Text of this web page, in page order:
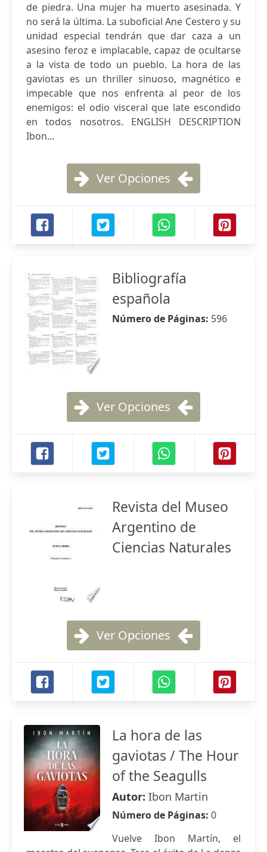
de piedra. Una mujer ha muerto asesinada. Y
no será la última. La suboficial Ane Cestero y su
unidad especial tendrán que dar caza a un
asesino feroz e implacable, capaz de ocultarse
a la vista de todo un pueblo. La hora de las
gaviotas es un thriller sinuoso, magnético e
impecable que nos enfrenta al peor de los
enemigos: el odio visceral que late escondido
en todos nosotros. ENGLISH DESCRIPTION
Ibon...
Ver Opciones
Bibliografía
española
Número de Páginas: 596
Ver Opciones
Revista del Museo
Argentino de
Ciencias Naturales
Ver Opciones
La hora de las
gaviotas / The Hour
of the Seagulls
Autor: Ibon Martin
Número de Páginas: 0
Vuelve Ibon Martín, el